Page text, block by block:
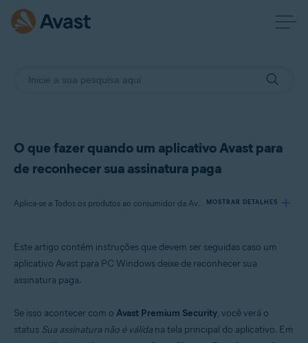
O que fazer quando um aplicativo Avast para
de reconhecer sua assinatura paga
Aplica-se a Todos os produtos ao consumidor da Avast são para Windows MOSTRAR DETALHES
Produtos:
Microsoft Windows 10 Home / Pro / Enterprise / Education - 32 / 64-bit
Este artigo contém instruções que devem ser seguidas caso um
aplicativo Avast para PC Windows deixe de reconhecer sua
assinatura paga.
Se isso acontecer com o Avast Premium Security, você verá o
status Sua assinatura não é válida na tela principal do aplicativo. Em